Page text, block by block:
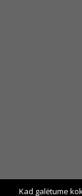
Kad galėtume